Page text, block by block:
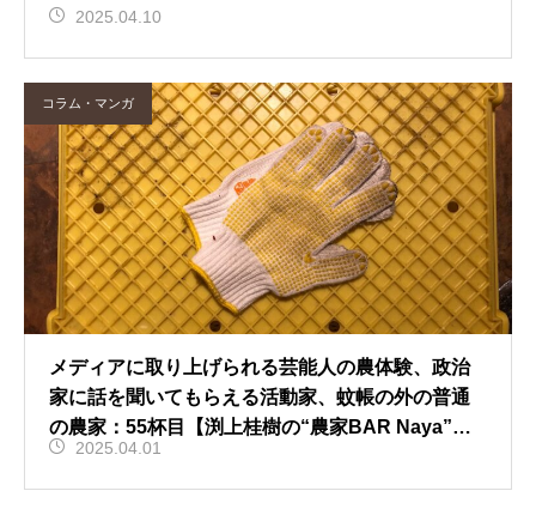
2025.04.10
コラム・マンガ
メディアに取り上げられる芸能人の農体験、政治
家に話を聞いてもらえる活動家、蚊帳の外の普通
の農家：55杯目【渕上桂樹の“農家BAR Naya”カ
ウンタートーク】
2025.04.01